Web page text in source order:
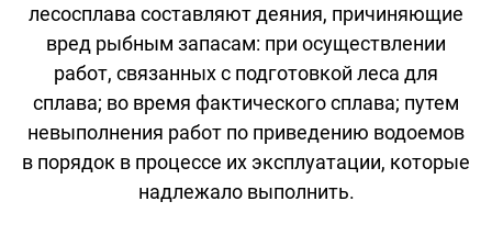
лесосплава составляют деяния, причиняющие
вред рыбным запасам: при осуществлении
работ, связанных с подготовкой леса для
сплава; во время фактического сплава; путем
невыполнения работ по приведению водоемов
в порядок в процессе их эксплуатации, которые
надлежало выполнить.